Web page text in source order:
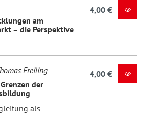
am
– die Perspektive
4,00 €
Freiling
der
als
4,00 €